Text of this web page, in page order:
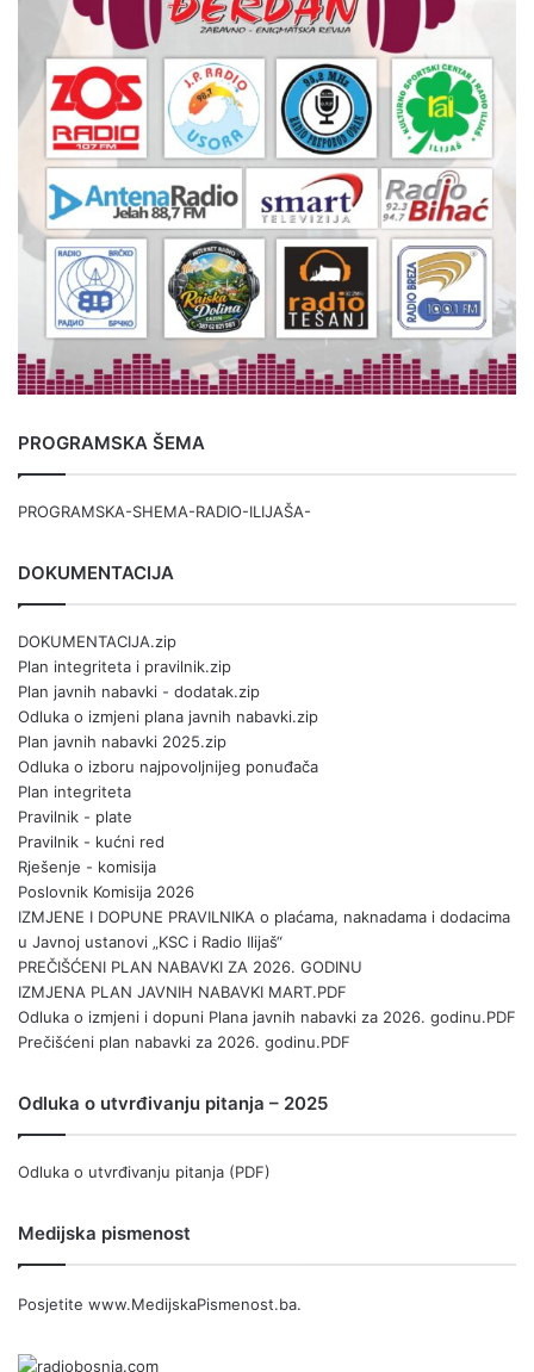
PROGRAMSKA ŠEMA
PROGRAMSKA-SHEMA-RADIO-ILIJAŠA-
DOKUMENTACIJA
DOKUMENTACIJA.zip
Plan integriteta i pravilnik.zip
Plan javnih nabavki - dodatak.zip
Odluka o izmjeni plana javnih nabavki.zip
Plan javnih nabavki 2025.zip
Odluka o izboru najpovoljnijeg ponuđača
Plan integriteta
Pravilnik - plate
Pravilnik - kućni red
Rješenje - komisija
Poslovnik Komisija 2026
IZMJENE I DOPUNE PRAVILNIKA o plaćama, naknadama i dodacima
u Javnoj ustanovi „KSC i Radio Ilijaš“
PREČIŠĆENI PLAN NABAVKI ZA 2026. GODINU
IZMJENA PLAN JAVNIH NABAVKI MART.PDF
Odluka o izmjeni i dopuni Plana javnih nabavki za 2026. godinu.PDF
Prečišćeni plan nabavki za 2026. godinu.PDF
Odluka o utvrđivanju pitanja – 2025
Odluka o utvrđivanju pitanja (PDF)
Medijska pismenost
Posjetite www.MedijskaPismenost.ba.